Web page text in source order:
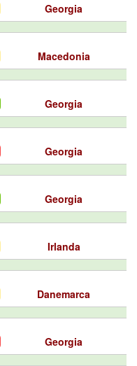
Georgia
Macedonia
Georgia
Georgia
Georgia
Irlanda
Danemarca
Georgia